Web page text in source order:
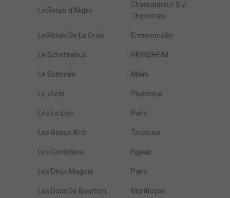
Le Relais d'Aligre
Chateauneuf Sur
Thymerais
Le Relais De La Croix Ermenonville
Le Schetzahus RIEDISHEIM
Le Scimmie Milan
Le Vivier Ploemeur
Leo Le Lion Paris
Les Beaux Arts Toulouse
Les Cordeliers Figeac
Les Deux Magots Paris
Les Ducs De Bourbon Montluçon